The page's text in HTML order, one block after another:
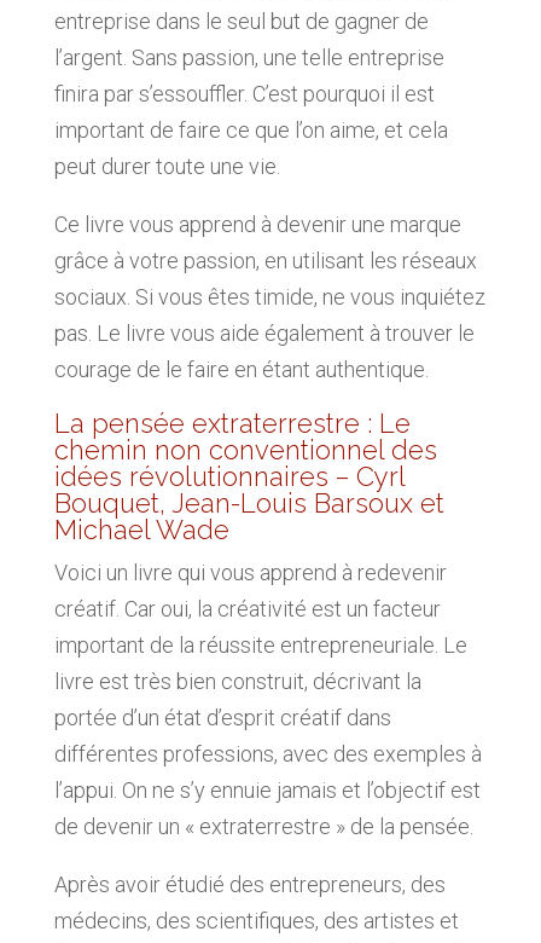
entreprise dans le seul but de gagner de
l’argent. Sans passion, une telle entreprise
finira par s’essouffler. C’est pourquoi il est
important de faire ce que l’on aime, et cela
peut durer toute une vie.
Ce livre vous apprend à devenir une marque
grâce à votre passion, en utilisant les réseaux
sociaux. Si vous êtes timide, ne vous inquiétez
pas. Le livre vous aide également à trouver le
courage de le faire en étant authentique.
La pensée extraterrestre : Le
chemin non conventionnel des
idées révolutionnaires – Cyrl
Bouquet, Jean-Louis Barsoux et
Michael Wade
Voici un livre qui vous apprend à redevenir
créatif. Car oui, la créativité est un facteur
important de la réussite entrepreneuriale. Le
livre est très bien construit, décrivant la
portée d’un état d’esprit créatif dans
différentes professions, avec des exemples à
l’appui. On ne s’y ennuie jamais et l’objectif est
de devenir un « extraterrestre » de la pensée.
Après avoir étudié des entrepreneurs, des
médecins, des scientifiques, des artistes et